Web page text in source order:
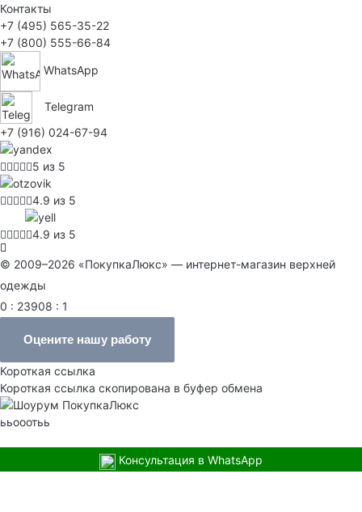
Контакты
+7 (495) 565-35-22
+7 (800) 555-66-84
WhatsApp
Telegram
+7 (916) 024-67-94
5 из 5
4.9 из 5
4.9 из 5
© 2009–2026 «ПокупкаЛюкс» — интернет-магазин верхней
одежды
0 : 23908 : 1
Оцените нашу работу
Короткая ссылка
Короткая ссылка скопирована в буфер обмена
ььооотьь
Консультация в WhatsApp